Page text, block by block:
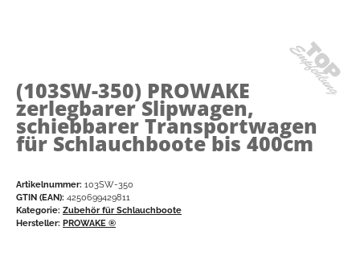
(103SW-350) PROWAKE
zerlegbarer Slipwagen,
schiebbarer Transportwagen
für Schlauchboote bis 400cm
Artikelnummer: 103SW-350
GTIN (EAN): 4250699429811
Kategorie: Zubehör für Schlauchboote
Hersteller: PROWAKE ®